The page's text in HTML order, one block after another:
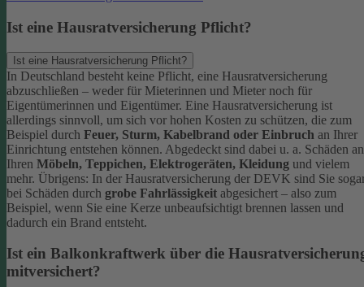
Ist eine Hausratversicherung Pflicht?
Ist eine Hausratversicherung Pflicht?
In Deutschland besteht keine Pflicht, eine Hausratversicherung
abzuschließen – weder für Mieterinnen und Mieter noch für
Eigentümerinnen und Eigentümer. Eine Hausratversicherung ist
allerdings sinnvoll, um sich vor hohen Kosten zu schützen, die zum
Beispiel durch Feuer, Sturm, Kabelbrand oder Einbruch an Ihrer
Einrichtung entstehen können. Abgedeckt sind dabei u. a. Schäden an
Ihren Möbeln, Teppichen, Elektrogeräten, Kleidung und vielem
mehr. Übrigens: In der Hausratversicherung der DEVK sind Sie
bei Schäden durch grobe Fahrlässigkeit abgesichert – also zum
Beispiel, wenn Sie eine Kerze unbeaufsichtigt brennen lassen und
dadurch ein Brand entsteht.
Ist ein Balkonkraftwerk über die
mitversichert?